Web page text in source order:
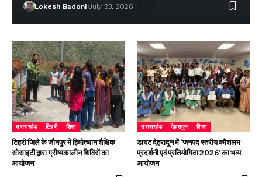
Lokesh Badoni July 23, 2026
उत्तराखंड टिहरी शिक्षा
टिहरी जिले के जौनपुर में हिमोत्थान शैक्षिक
सोसाइटी द्वारा ग्रीष्मकालीन शिविरों का
आयोजन
उत्तराखंड देहरादून शिक्षा
डायट देहरादून में ‘जनपद स्तरीय कौशलम
प्रदर्शनी एवं प्रतियोगिता 2026’ का भव्य
आयोजन